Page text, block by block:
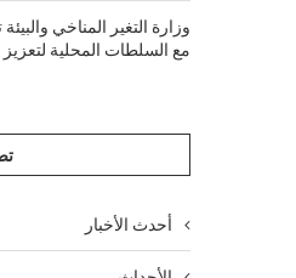
مع السلطات المحلية لتعزيز
أحدث الأخبار